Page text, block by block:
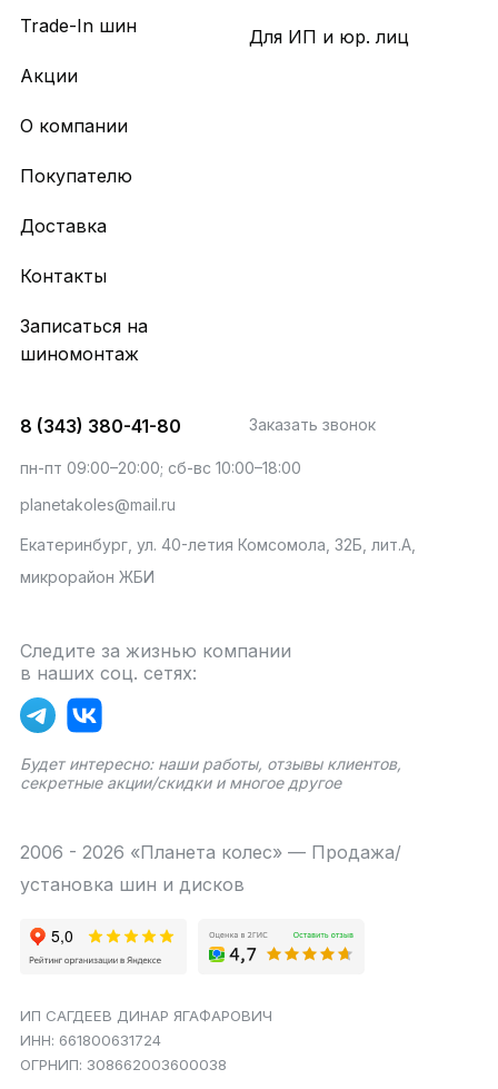
Trade-In шин
Акции
Для ИП и юр. лиц
О компании
Покупателю
Доставка
Контакты
Записаться на
шиномонтаж
8 (343) 380-41-80 Заказать звонок
пн-пт 09:00–20:00; сб-вс 10:00–18:00
planetakoles@mail.ru
Екатеринбург, ул. 40-летия Комсомола, 32Б, лит.А,
микрорайон ЖБИ
Следите за жизнью компании
в наших соц. сетях:
Будет интересно: наши работы, отзывы клиентов,
секретные акции/скидки и многое другое
2006 - 2026 «Планета колес» — Продажа/
установка шин и дисков
ИП САГДЕЕВ ДИНАР ЯГАФАРОВИЧ
ИНН: 661800631724
ОГРНИП: 308662003600038